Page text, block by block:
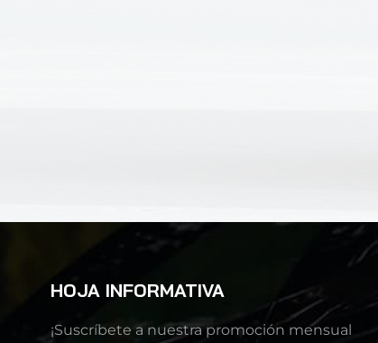
HOJA INFORMATIVA
¡Suscríbete a nuestra promoción mensual